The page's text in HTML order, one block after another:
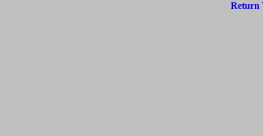
Return